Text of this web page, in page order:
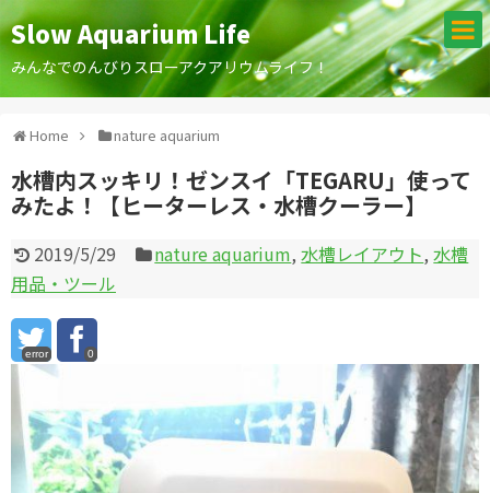
Slow Aquarium Life
みんなでのんびりスローアクアリウムライフ！
Home nature aquarium
水槽内スッキリ！ゼンスイ「TEGARU」使って
みたよ！【ヒーターレス・水槽クーラー】
2019/5/29 nature aquarium,水槽レイアウト,水槽
用品・ツール
error 0